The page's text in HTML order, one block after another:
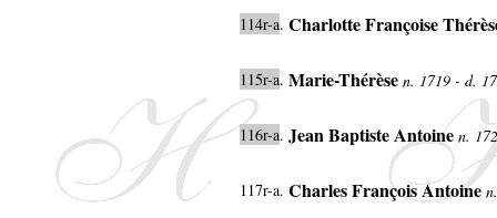
114r-a. Charlotte Françoise
115r-a. Marie-Thérèse n. 1719 - d.
116r-a. Jean Baptiste Antoine n.
117r-a. Charles François Antoine